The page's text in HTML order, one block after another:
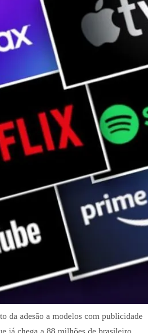
da adesão a modelos com publicidade
já chega a 88 milhões de brasileiro